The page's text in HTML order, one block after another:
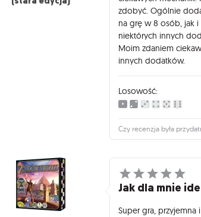
zdobyć. Ogólnie
na grę w 8 osób, jak
niektórych innych
Moim zdaniem
innych dodatków.
Losowość:
Czy recenzja była
Jak dla mnie
Super gra,